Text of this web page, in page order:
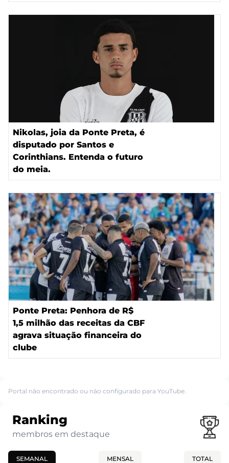
Nikolas, joia da Ponte Preta, é
disputado por Santos e
Corinthians. Entenda o futuro
do meia.
Ponte Preta: Penhora de R$
1,5 milhão das receitas da CBF
agrava situação financeira do
clube
Portal não encontrado ou não configurado para YouTube.
Ranking
membros em destaque
SEMANAL MENSAL TOTAL